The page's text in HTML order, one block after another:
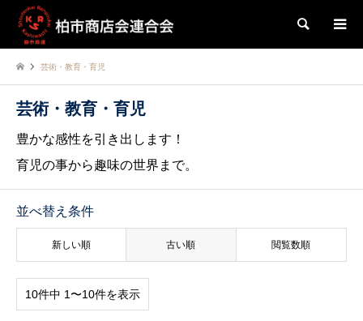
検索
芸術・教育・育児
芸術・教育・育児
豊かな感性を引き出します！
育児の事から趣味の世界まで。
並べ替え条件
新しい順 古い順 閲覧数順
10件中 1〜10件を表示